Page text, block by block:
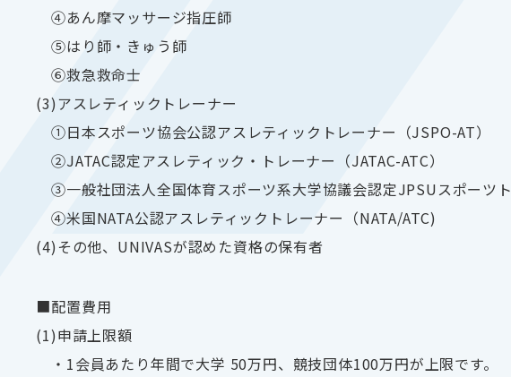
④あん摩マッサージ指圧師
⑤はり師・きゅう師
⑥救急救命士
(3)アスレティックトレーナー
①日本スポーツ協会公認アスレティックトレーナー（JSPO-AT）
②JATAC認定アスレティック・トレーナー（JATAC-ATC）
③一般社団法人全国体育スポーツ系大学協議会認定JPSUスポーツ
④米国NATA公認アスレティックトレーナー（NATA/ATC)
(4)その他、UNIVASが認めた資格の保有者
■配置費用
(1)申請上限額
・1会員あたり年間で大学 50万円、競技団体100万円が上限です。